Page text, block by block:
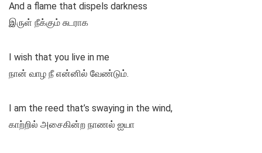
And a flame that dispels darkness
இருள் நீக்கும் சுடராக
I wish that you live in me
நான் வாழ நீ என்னில் வேண்டும்.
I am the reed that’s swaying in the wind,
காற்றில் அசைகின்ற நாணல் ஐயா